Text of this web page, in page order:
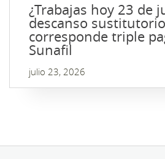
¿Trabajas hoy 23 de
descanso
corresponde triple
Sunafil
julio 23, 2026